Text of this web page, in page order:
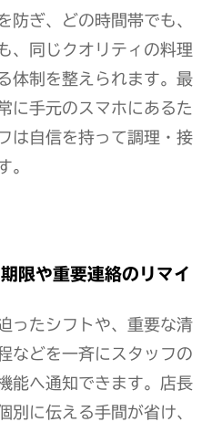
防ぎ、どの時間帯でも、
、同じクオリティの料理
体制を整えられます。最
に手元のスマホにあるた
は自信を持って調理・接
。
限や重要連絡のリマイ
ったシフトや、重要な清
などを一斉にスタッフの
能へ通知できます。店長
別に伝える手間が省け、